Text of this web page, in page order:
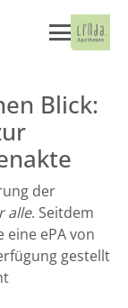
Blick:
der
alle. Seitdem
ePA von
gestellt